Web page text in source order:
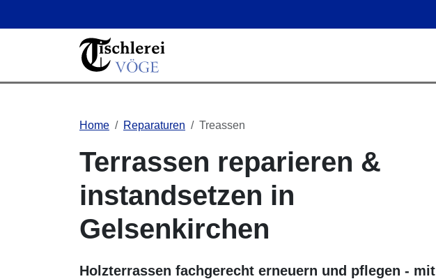
Home Reparaturen Treassen
Terrassen reparieren &
instandsetzen in
Gelsenkirchen
Holzterrassen fachgerecht erneuern und pflegen - mit